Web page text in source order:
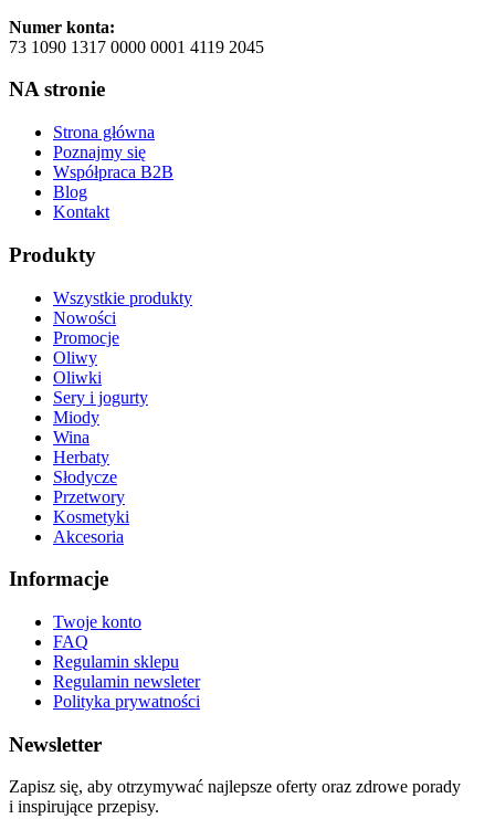
Numer konta:
73 1090 1317 0000 0001 4119 2045
NA stronie
Strona główna
Poznajmy się
Współpraca B2B
Blog
Kontakt
Produkty
Wszystkie produkty
Nowości
Promocje
Oliwy
Oliwki
Sery i jogurty
Miody
Wina
Herbaty
Słodycze
Przetwory
Kosmetyki
Akcesoria
Informacje
Twoje konto
FAQ
Regulamin sklepu
Regulamin newsleter
Polityka prywatności
Newsletter
Zapisz się, aby otrzymywać najlepsze oferty oraz zdrowe porady
i inspirujące przepisy.